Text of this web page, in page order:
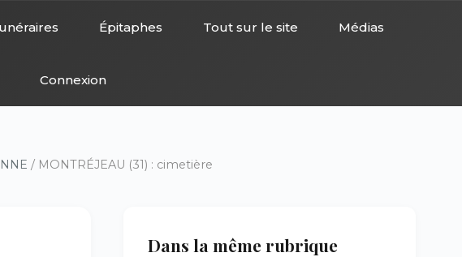
Épitaphes Tout sur le site Médias
Connexion
/ MONTRÉJEAU (31) : cimetière
Dans la même rubrique